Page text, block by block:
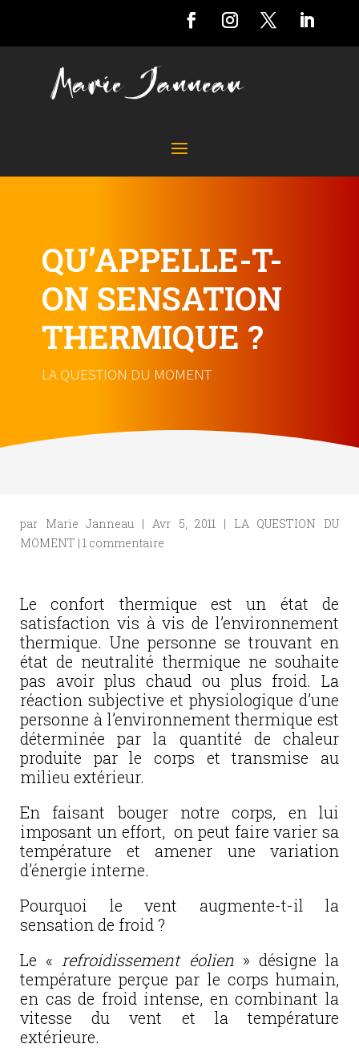
QU’APPELLE-T-
ON SENSATION
THERMIQUE ?
LA QUESTION DU MOMENT
par Marie Janneau | Avr 5, 2011 | LA QUESTION DU
MOMENT | 1 commentaire
Le confort thermique est un état de
satisfaction vis à vis de l’environnement
thermique. Une personne se trouvant en
état de neutralité thermique ne souhaite
pas avoir plus chaud ou plus froid. La
réaction subjective et physiologique d’une
personne à l’environnement thermique est
déterminée par la quantité de chaleur
produite par le corps et transmise au
milieu extérieur.
En faisant bouger notre corps, en lui
imposant un effort, on peut faire varier sa
température et amener une variation
d’énergie interne.
Pourquoi le vent augmente-t-il la
sensation de froid ?
Le « refroidissement éolien» désigne la
température perçue par le corps humain,
en cas de froid intense, en combinant la
vitesse du vent et la température
extérieure.